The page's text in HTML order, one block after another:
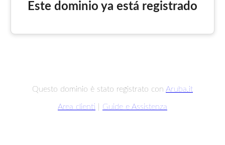
Este dominio ya está registrado
Questo dominio è stato registrato con Aruba.it
Area clienti Guide e Assistenza